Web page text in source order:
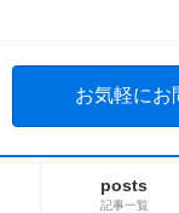
お気軽にお
posts
記事一覧